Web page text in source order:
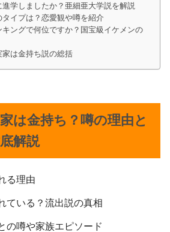
進学しましたか？亜細亜大学説を解説
イプは？恋愛観や噂を紹介
キングで何位ですか？国宝級イケメンの
は金持ち説の総括
は金持ち？噂の理由と
解説
る理由
ている？流出説の真相
の噂や家族エピソード